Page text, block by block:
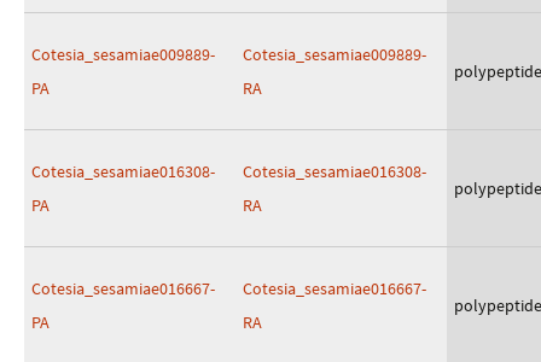
Cotesia_sesamiae009889-
PA
Cotesia_sesamiae009889-
RA
polypeptide
Cotesia_sesamiae016308-
PA
Cotesia_sesamiae016308-
RA
polypeptide
Cotesia_sesamiae016667-
PA
Cotesia_sesamiae016667-
RA
polypeptide